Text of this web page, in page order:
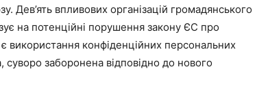
Дев’ять впливових організацій громадянського
на потенційні порушення закону ЄС про
використання конфіденційних персональних
заборонена відповідно до нового